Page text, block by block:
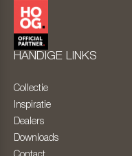
HANDIGE LINKS
Collectie
Inspiratie
Dealers
Downloads